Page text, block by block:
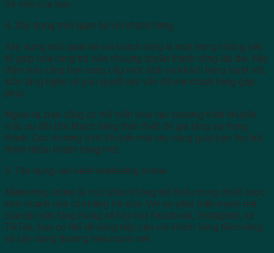
trà sữa của bạn.
4. Xây dựng mối quan hệ với khách hàng
Xây dựng mối quan hệ với khách hàng là một trong những yếu
tố giúp cửa hàng trà sữa nhượng quyền thành công lâu dài. Hãy
đảm bảo rằng bạn cung cấp một dịch vụ khách hàng tuyệt vời,
luôn lắng nghe và giải quyết các vấn đề mà khách hàng gặp
phải.
Ngoài ra, bạn cũng có thể triển khai các chương trình khuyến
mãi, ưu đãi cho khách hàng thân thiết để gia tăng sự trung
thành. Các chương trình khuyến mãi này cũng giúp bạn thu hút
thêm nhiều khách hàng mới.
5. Tận dụng các kênh marketing online
Marketing online là một phần không thể thiếu trong chiến lược
kinh doanh của cửa hàng trà sữa. Với sự phát triển mạnh mẽ
của các nền tảng mạng xã hội như Facebook, Instagram, và
TikTok, bạn có thể dễ dàng tiếp cận với khách hàng tiềm năng
và xây dựng thương hiệu mạnh mẽ.